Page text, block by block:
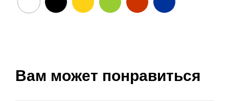
Вам может понравиться